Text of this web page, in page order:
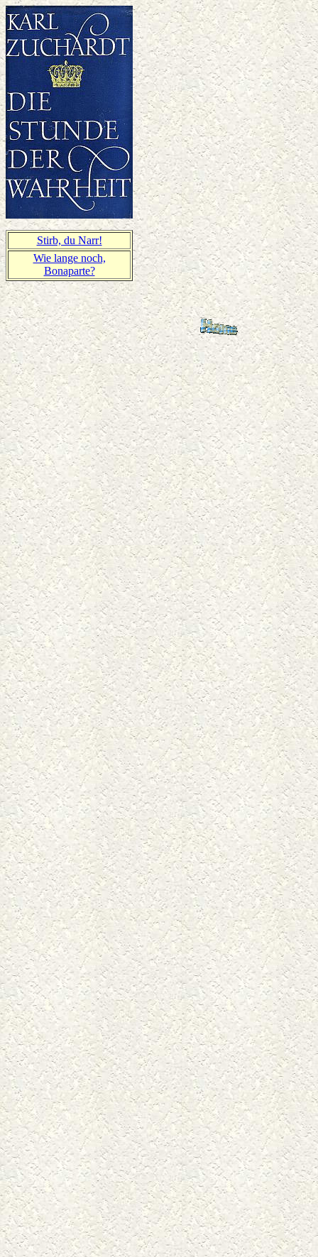
Stirb, du Narr!
Wie lange noch,
Bonaparte?